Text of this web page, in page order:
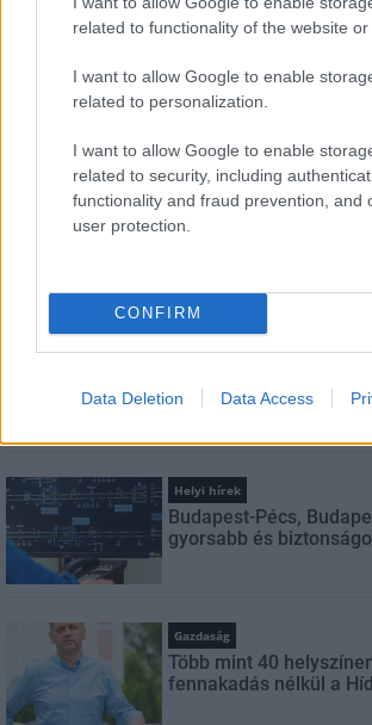
related to functionality of the website or
I want to allow Google to enable
related to personalization.
I want to allow Google to enable
related to security, including
functionality and fraud prevention, and
user protection.
CONFIRM
Data Deletion Data Access
E-mail cím
Feliratkozom a hírlevélre és elfogadom
szabályzatot!
FELIRATKOZÁS
LEGNÉZETTEBB
erősítő Pénz7
Helyi hírek
Budapest-Pécs,
gyorsabb és
Gazdaság
Több mint 40
fennakadás nélkül a